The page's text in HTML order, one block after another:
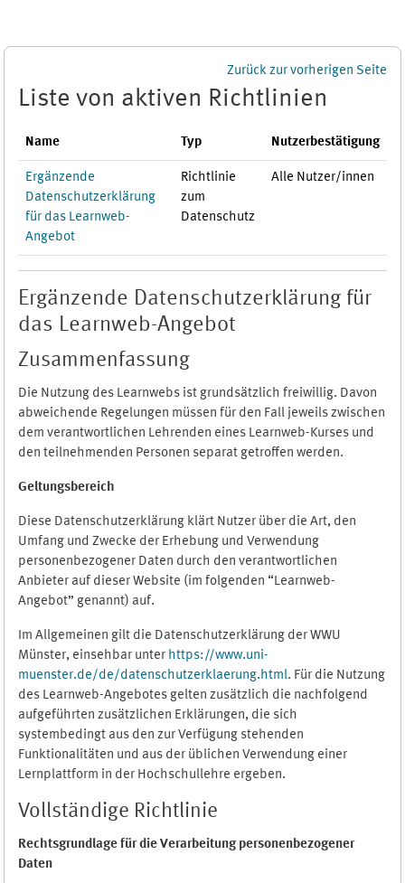
Zurück zur vorherigen Seite
Liste von aktiven Richtlinien
Name Typ Nutzerbestätigung
Ergänzende
Datenschutzerklärung
für das Learnweb-
Angebot
Richtlinie
zum
Datenschutz
Alle Nutzer/innen
Ergänzende Datenschutzerklärung für
das Learnweb-Angebot
Zusammenfassung
Die Nutzung des Learnwebs ist grundsätzlich freiwillig. Davon
abweichende Regelungen müssen für den Fall jeweils zwischen
dem verantwortlichen Lehrenden eines Learnweb-Kurses und
den teilnehmenden Personen separat getroffen werden.
Geltungsbereich
Diese Datenschutzerklärung klärt Nutzer über die Art, den
Umfang und Zwecke der Erhebung und Verwendung
personenbezogener Daten durch den verantwortlichen
Anbieter auf dieser Website (im folgenden “Learnweb-
Angebot” genannt) auf.
Im Allgemeinen gilt die Datenschutzerklärung der WWU
Münster, einsehbar unter https://www.uni-
muenster.de/de/datenschutzerklaerung.html. Für die Nutzung
des Learnweb-Angebotes gelten zusätzlich die nachfolgend
aufgeführten zusätzlichen Erklärungen, die sich
systembedingt aus den zur Verfügung stehenden
Funktionalitäten und aus der üblichen Verwendung einer
Lernplattform in der Hochschullehre ergeben.
Vollständige Richtlinie
Rechtsgrundlage für die Verarbeitung personenbezogener
Daten